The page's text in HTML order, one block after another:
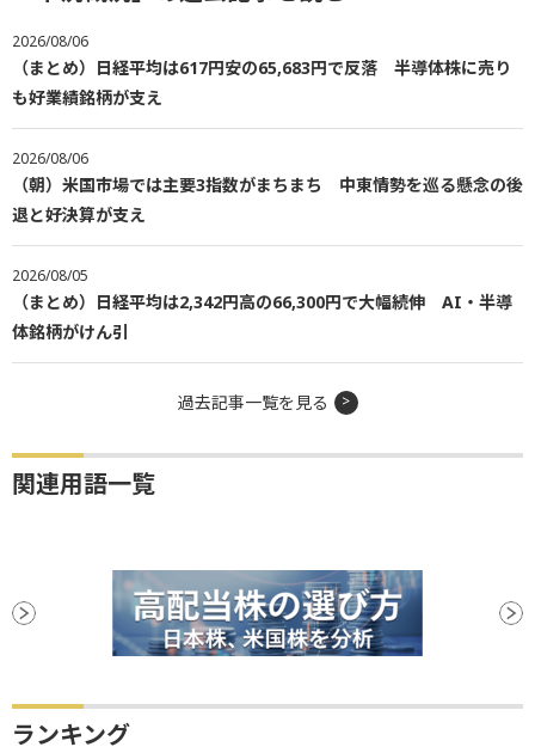
2026/08/06
（まとめ）日経平均は617円安の65,683円で反落 半導体株に売り
も好業績銘柄が支え
2026/08/06
（朝）米国市場では主要3指数がまちまち 中東情勢を巡る懸念の後
退と好決算が支え
2026/08/05
（まとめ）日経平均は2,342円高の66,300円で大幅続伸 AI・半導
体銘柄がけん引
過去記事一覧を見る
関連用語一覧
ランキング